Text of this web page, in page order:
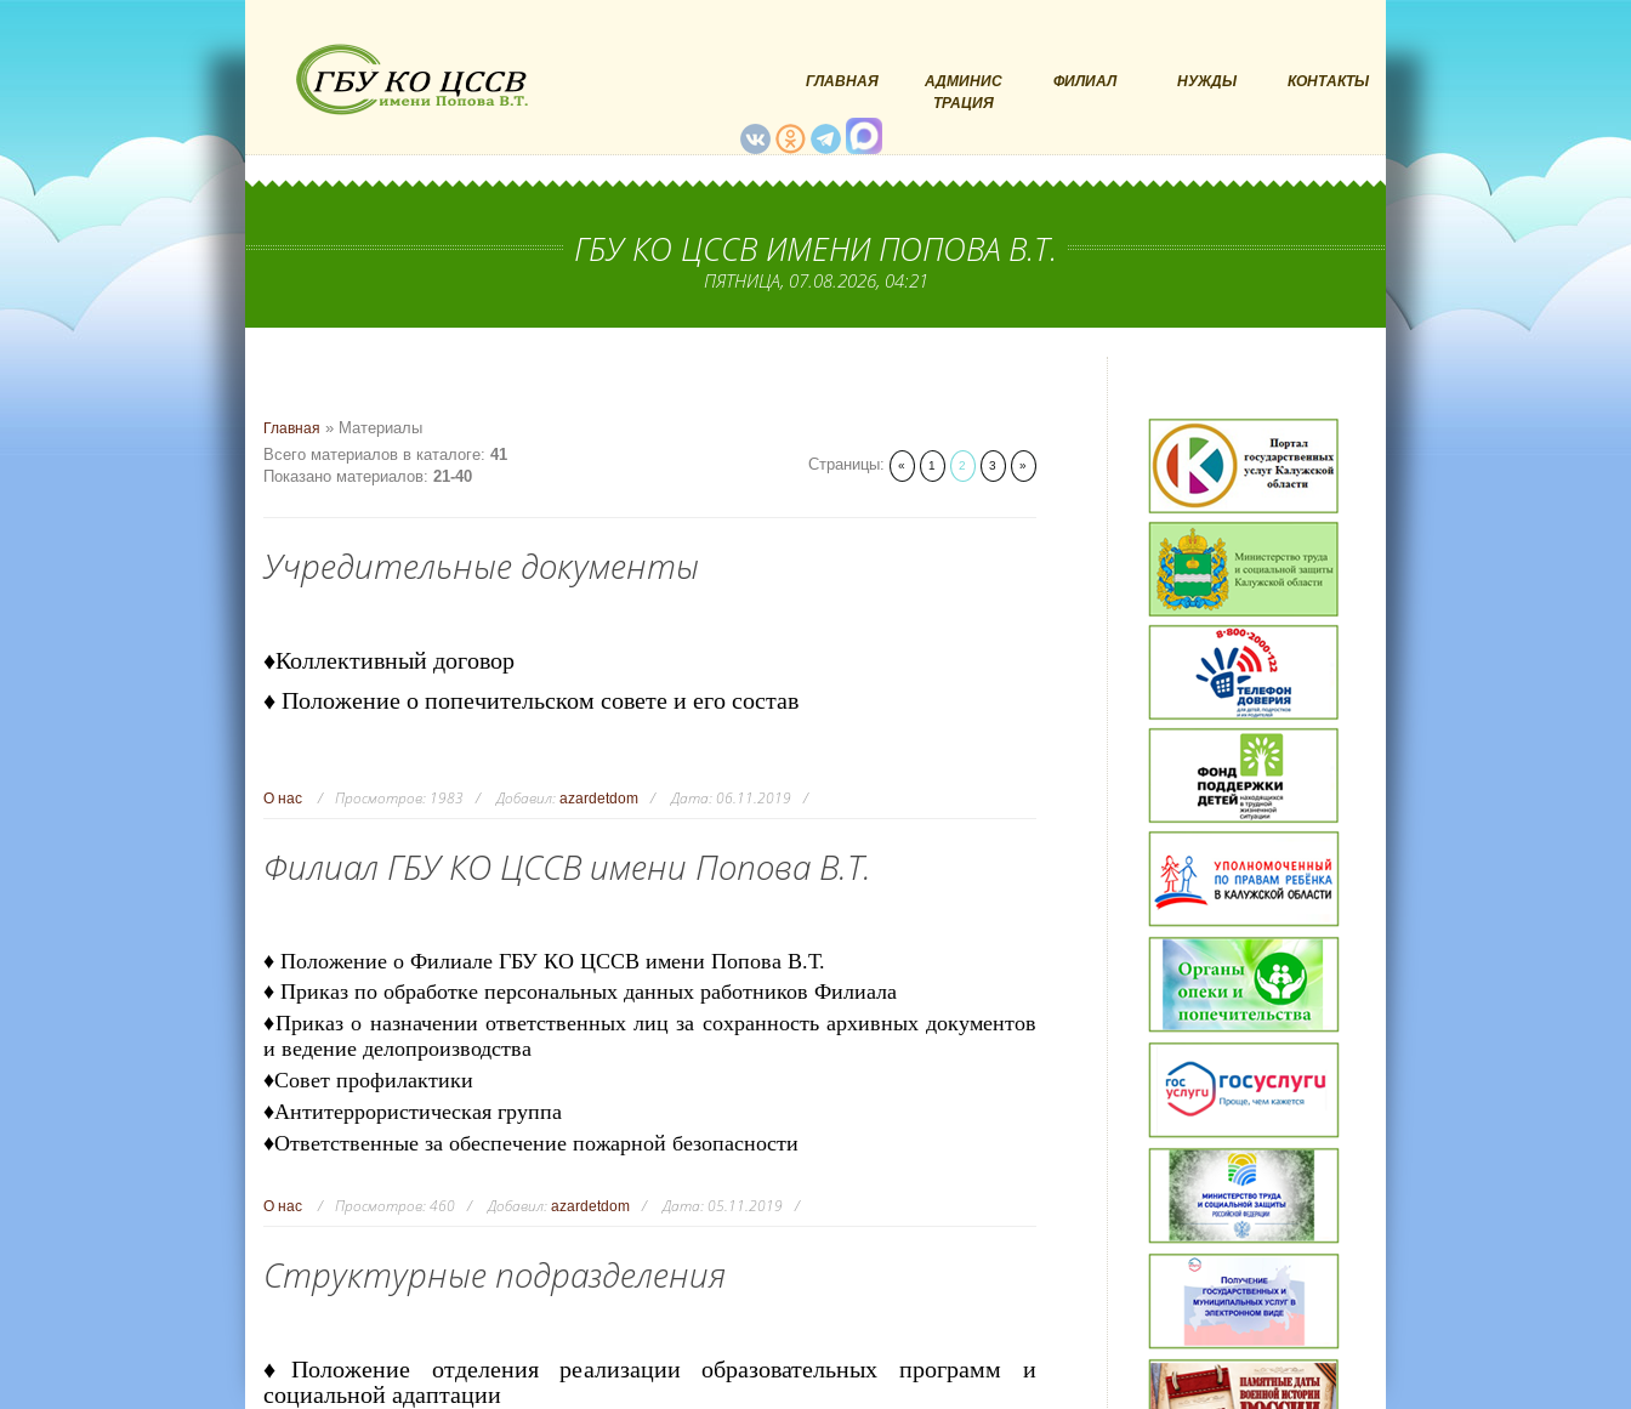
ГЛАВНАЯ
АДМИНИС
ТРАЦИЯ
ФИЛИАЛ НУЖДЫ КОНТАКТЫ
ГБУ КО ЦССВ ИМЕНИ ПОПОВА В.Т.
ПЯТНИЦА, 07.08.2026, 04:21
Главная » Материалы
Всего материалов в каталоге: 41
Показано материалов: 21-40
Страницы: « 1 2 3 »
Учредительные документы
♦Коллективный договор
♦ Положение о попечительском совете и его состав
О нас Просмотров: 1983 Добавил: azardetdom Дата: 06.11.2019
Филиал ГБУ КО ЦССВ имени Попова В.Т.
♦ Положение о Филиале ГБУ КО ЦССВ имени Попова В.Т.
♦ Приказ по обработке персональных данных работников Филиала
♦Приказ о назначении ответственных лиц за сохранность архивных документов
и ведение делопроизводства
♦Совет профилактики
♦Антитеррористическая группа
♦Ответственные за обеспечение пожарной безопасности
О нас Просмотров:460 Добавил: azardetdom Дата: 05.11.2019
Структурные подразделения
♦Положение отделения реализации образовательных программ и
социальной адаптации